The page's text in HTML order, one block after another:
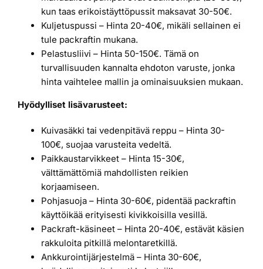
kun taas erikoistäyttöpussit maksavat 30-50€.
Kuljetuspussi – Hinta 20-40€, mikäli sellainen ei
tule packraftin mukana.
Pelastusliivi – Hinta 50-150€. Tämä on
turvallisuuden kannalta ehdoton varuste, jonka
hinta vaihtelee mallin ja ominaisuuksien mukaan.
Hyödylliset lisävarusteet:
Kuivasäkki tai vedenpitävä reppu – Hinta 30-
100€, suojaa varusteita vedeltä.
Paikkaustarvikkeet – Hinta 15-30€,
välttämättömiä mahdollisten reikien
korjaamiseen.
Pohjasuoja – Hinta 30-60€, pidentää packraftin
käyttöikää erityisesti kivikkoisilla vesillä.
Packraft-käsineet – Hinta 20-40€, estävät käsien
rakkuloita pitkillä melontaretkillä.
Ankkurointijärjestelmä – Hinta 30-60€,